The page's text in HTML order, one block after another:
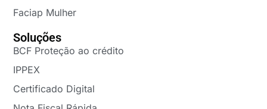
Faciap Mulher
Soluções
BCF Proteção ao crédito
IPPEX
Certificado Digital